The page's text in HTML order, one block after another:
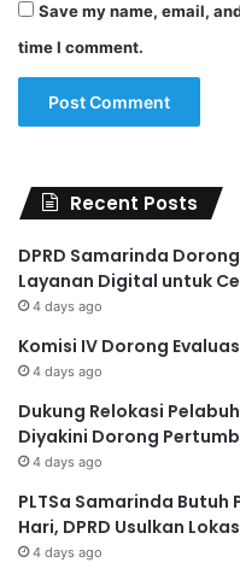
Save my name, email,
time I comment.
Recent Posts
DPRD Samarinda
Layanan Digital untuk
4 days ago
Komisi IV Dorong
4 days ago
Dukung Relokasi
Diyakini Dorong
4 days ago
PLTSa Samarinda Butuh
Hari, DPRD Usulkan
4 days ago